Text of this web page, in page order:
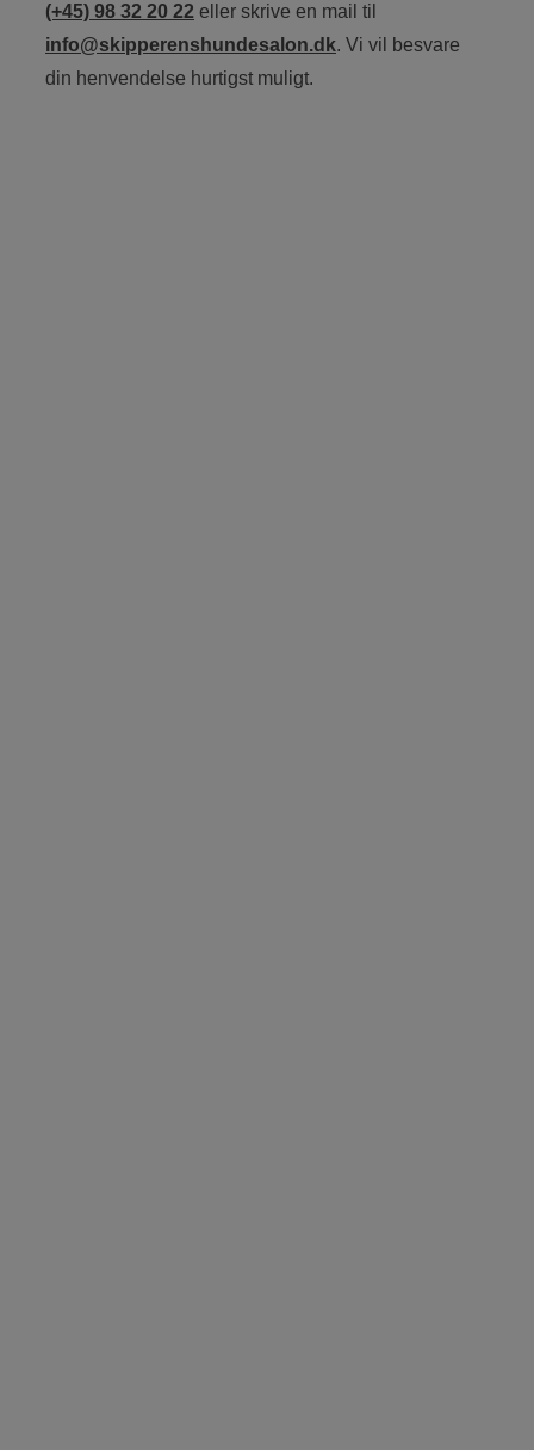
(+45) 98 32 20 22 eller skrive en mail til
info@skipperenshundesalon.dk. Vi vil besvare
din henvendelse hurtigst muligt.